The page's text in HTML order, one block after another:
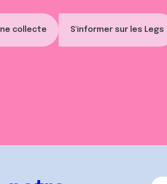
collecte S'informer sur les Legs